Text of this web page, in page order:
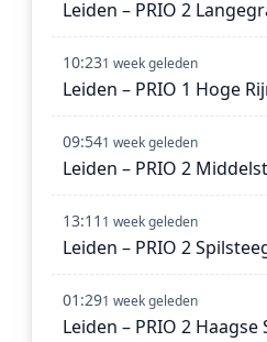
Leiden – PRIO 2
10:231 week geleden
Leiden – PRIO 1 Hoge
09:541 week geleden
Leiden – PRIO 2
13:11 1 week geleden
Leiden – PRIO 2
01:291 week geleden
Leiden – PRIO 2